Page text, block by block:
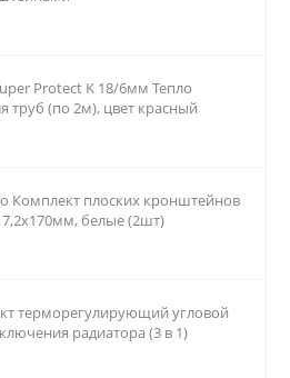
Protect K 18/6мм Тепло
труб (по 2м), цвет красный
Комплект плоских кронштейнов
белые (2шт)
терморегулирующий угловой
радиатора (3 в 1)